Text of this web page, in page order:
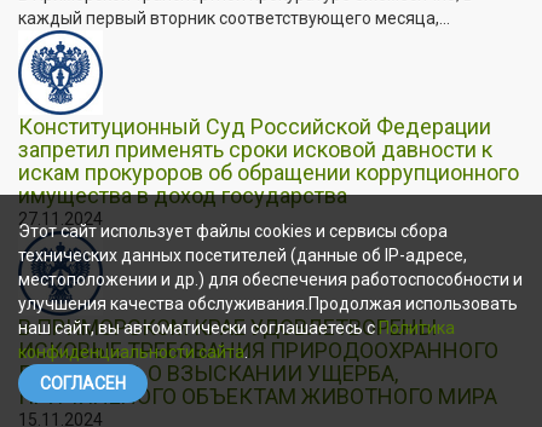
каждый первый вторник соответствующего месяца,...
Конституционный Суд Российской Федерации
запретил применять сроки исковой давности к
искам прокуроров об обращении коррупционного
имущества в доход государства
27.11.2024
В ПРИМОРСКОМ КРАЕ УДОВЛЕТВОРЕНЫ
ИСКОВЫЕ ТРЕБОВАНИЯ ПРИРОДООХРАННОГО
ПРОКУРОРА О ВЗЫСКАНИИ УЩЕРБА,
ПРИЧИНЕНОГО ОБЪЕКТАМ ЖИВОТНОГО МИРА
15.11.2024
Этот сайт использует файлы cookies и сервисы сбора
технических данных посетителей (данные об IP-адресе,
местоположении и др.) для обеспечения работоспособности и
улучшения качества обслуживания.Продолжая использовать
наш сайт, вы автоматически соглашаетесь с Политика
конфиденциальности сайта.
СОГЛАСЕН